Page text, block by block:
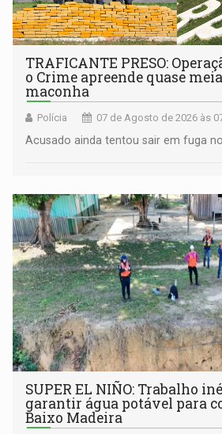
TRAFICANTE PRESO:
o Crime apreende quase
maconha
Polícia 07 de Agosto de 2026 às
Acusado ainda tentou sair em fuga
SUPER EL NIÑO: Trabalho
garantir água potável para
Baixo Madeira